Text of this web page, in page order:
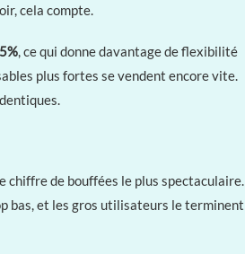
cela compte.
, ce qui donne davantage de flexibilité
plus fortes se vendent encore vite.
chiffre de bouffées le plus spectaculaire.
bas, et les gros utilisateurs le terminent